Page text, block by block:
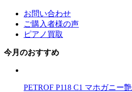
お問い合わせ
ご購入者様の声
ピアノ買取
今月のおすすめ
PETROF P118 C1 マホガニー